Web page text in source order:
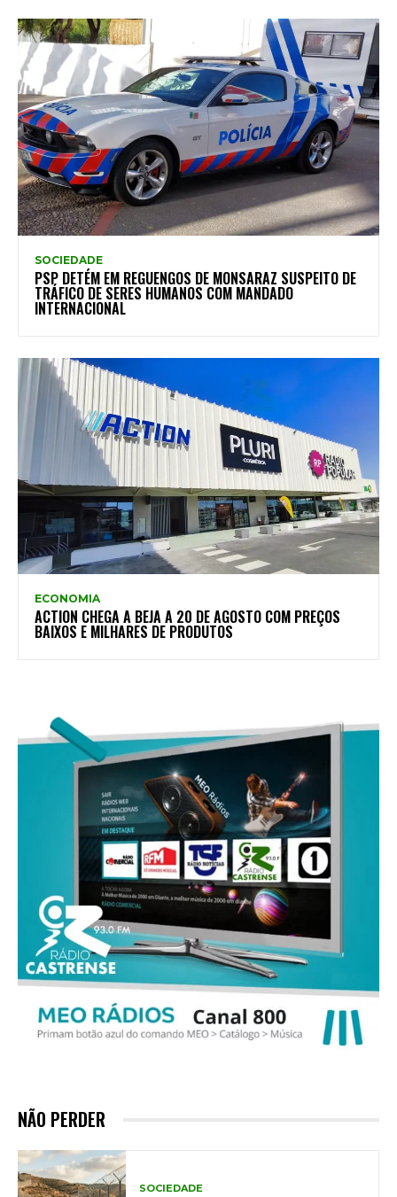
SOCIEDADE
PSP DETÉM EM REGUENGOS DE MONSARAZ SUSPEITO DE
TRÁFICO DE SERES HUMANOS COM MANDADO
INTERNACIONAL
ECONOMIA
ACTION CHEGA A BEJA A 20 DE AGOSTO COM PREÇOS
BAIXOS E MILHARES DE PRODUTOS
NÃO PERDER
SOCIEDADE